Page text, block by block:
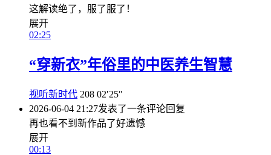
这解读绝了，服了服了！
展开
02:25
“穿新衣”年俗里的中医养生智慧
视听新时代 208 02′25″
2026-06-04 21:27发表了一条评论回复
再也看不到新作品了好遗憾
展开
00:13